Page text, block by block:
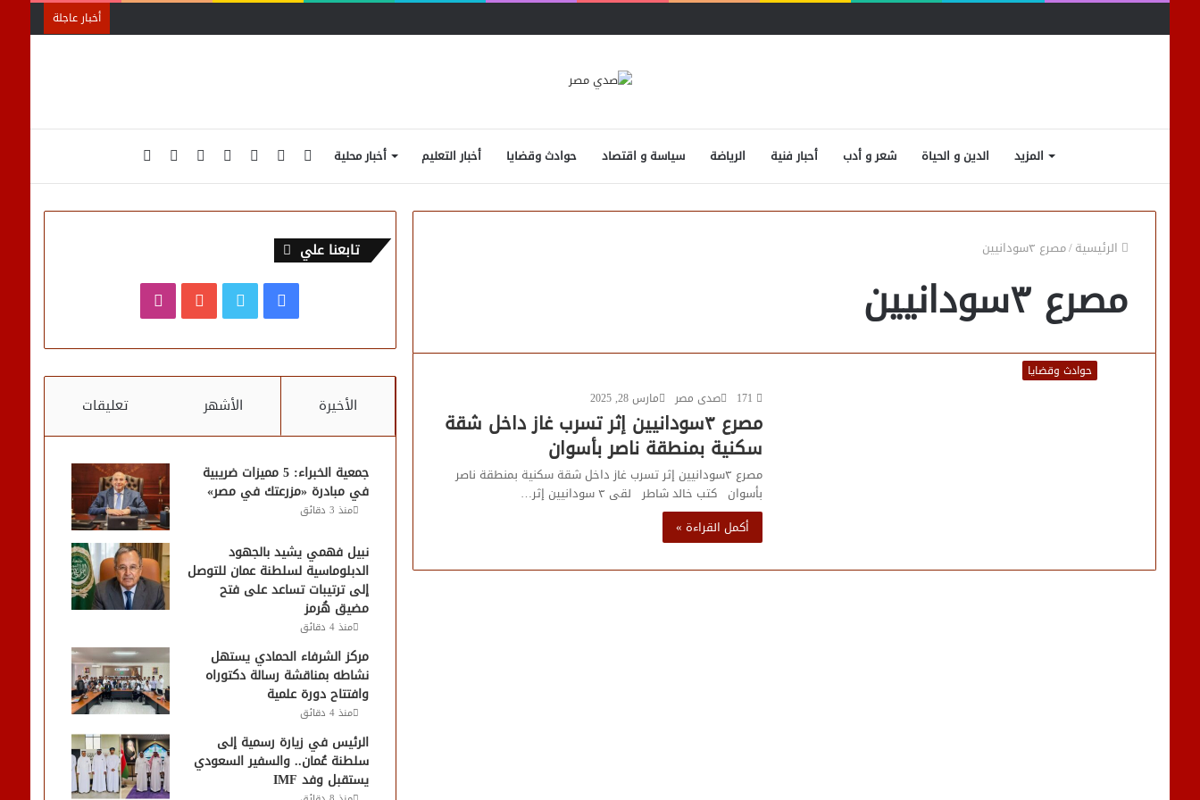
أخبار عاجلة
أخبار محلية أخبار التعليم حوادث وقضايا سياسة و اقتصاد الرياضة أحبار فنية شعر و أدب الدين و الحياة المزيد
الوضع
المظلم
إضافة
عمود
جانبي
تسجيل
الدخول
انستقرام
يوتيوبتويترفيسبوك
الرئيسية/مصرع ٣سودانيين
مصرع ٣سودانيين
حوادث وقضايا
صدى مصر
مارس 28, 2025
مصرع ٣سودانيين إثر تسرب غاز داخل شقة
سكنية بمنطقة ناصر بأسوان
مصرع ٣سودانيين إثر تسرب غاز داخل شقة سكنية بمنطقة ناصر
بأسوان كتب خالد شاطر لقى ٣ سودانيين إثر…
أكمل القراءة »
تابعنا علي
فيسبوك يوتيوب
الأخيرة الأشهر تعليقات
جمعية الخبراء: 5 مميزات ضريبية
في مبادرة «مزرعتك في مصر»
منذ 3 دقائق
نبيل فهمي يشيد بالجهود
الدبلوماسية لسلطنة عمان للتوصل
إلى ترتيبات تساعد على فتح
مضيق هُرمز
منذ 4 دقائق
مركز الشرفاء الحمادي يستهل
نشاطه بمناقشة رسالة دكتوراه
وافتتاح دورة علمية
منذ 4 دقائق
الرئيس في زيارة رسمية إلى
سلطنة عُمان.. والسفير السعودي
يستقبل وفد IMF